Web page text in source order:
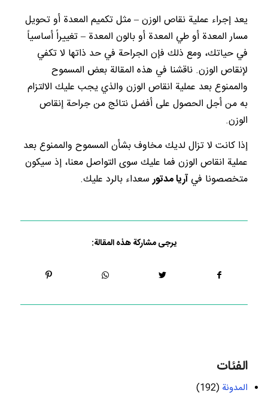
يعد إجراء عملية نقاص الوزن – مثل تكميم المعدة أو تحويل
مسار المعدة أو طي المعدة أو بالون المعدة – تغييراً أساسياً
في حياتك، ومع ذلك فإن الجراحة في حد ذاتها لا تكفي
لإنقاص الوزن. ناقشنا في هذه المقالة بعض المسموح
والممنوع بعد عملية انقاص الوزن والذي يجب عليك الالتزام
به من أجل الحصول على أفضل نتائج من جراحة إنقاص
الوزن.
إذا كانت لا تزال لديك مخاوف بشأن المسموح والممنوع بعد
عملية انقاص الوزن فما عليك سوى التواصل معنا، إذ سيكون
متخصصونا فيآريا مدتورسعداء بالرد عليك.
يرجى مشاركة هذه المقالة:
الفئات
المدونة (192)